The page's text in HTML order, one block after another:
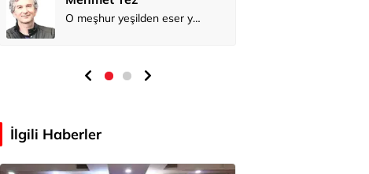
İlgili Haberler